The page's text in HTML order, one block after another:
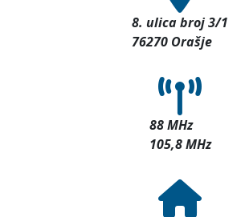
8. ulica broj 3/1
76270 Orašje
88 MHz
105,8 MHz